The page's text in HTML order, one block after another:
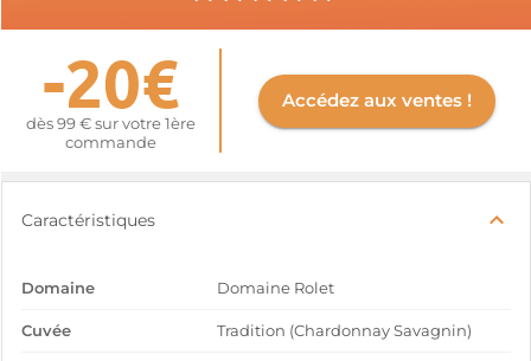
-20€
dès 99 € sur votre 1ère
commande
Accédez aux ventes !
Caractéristiques
Domaine Domaine Rolet
Cuvée Tradition (Chardonnay Savagnin)